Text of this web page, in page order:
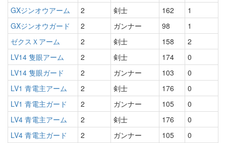
GXジンオウアーム
2 剣士 162
1
GXジンオウガード
2 ガンナー 98
1
ゼクスＸアーム
2 剣士 158
2
LV14 隻眼アーム
2 剣士 174
0
LV14 隻眼ガード
2 ガンナー 103
0
LV1 青電主アーム
2 剣士 176
0
LV1 青電主ガード
2 ガンナー 105
0
LV4 青電主アーム
2 剣士 176
0
LV4 青電主ガード
2 ガンナー 105
0